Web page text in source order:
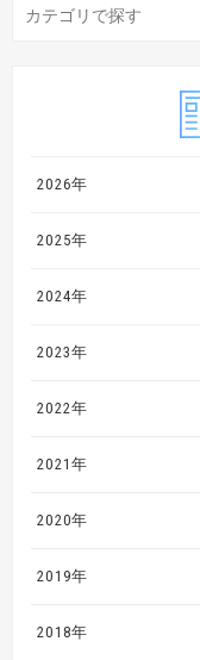
2026年
2025年
2024年
2023年
2022年
2021年
2020年
2019年
2018年